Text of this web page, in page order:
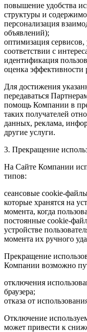
повышение удобства
структуры и
персонализация
объявлений);
оптимизация
соответствии с
идентификация
оценка
Для достижения
передаваться
помощь Компании в
таких получателей
данных, реклама,
другие услуги.
3. Прекращение
На Сайте Компании
типов:
сеансовые cookie-
которые хранятся на
момента, когда
постоянные cookie-
устройстве
момента их ручного
Прекращение
Компании возможно
отключения
браузера;
отказа от
Отключение
может привести к